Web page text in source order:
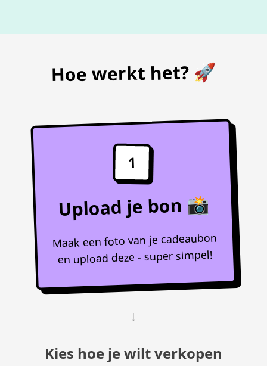
Hoe werkt het? 🚀
1
Upload je bon 📸
Maak een foto van je cadeaubon
en upload deze - super simpel!
↓
Kies hoe je wilt verkopen